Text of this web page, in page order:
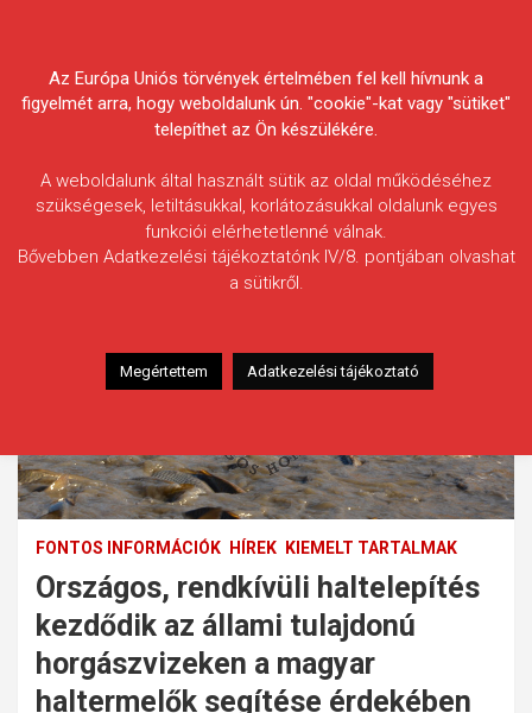
Egyesületek Szövetsége
FONTOS INFORMÁCIÓK HÍREK KIEMELT TARTALMAK
Országos, rendkívüli haltelepítés
kezdődik az állami tulajdonú
horgászvizeken a magyar
haltermelők segítése érdekében
Az Európa Uniós törvények értelmében fel kell hívnunk a
figyelmét arra, hogy weboldalunk ún. "cookie"-kat vagy "sütiket"
telepíthet az Ön készülékére.
A weboldalunk által használt sütik az oldal működéséhez
szükségesek, letiltásukkal, korlátozásukkal oldalunk egyes
funkciói elérhetetlenné válnak.
Bővebben Adatkezelési tájékoztatónk IV/8. pontjában olvashat
a sütikről.
Megértettem Adatkezelési tájékoztató